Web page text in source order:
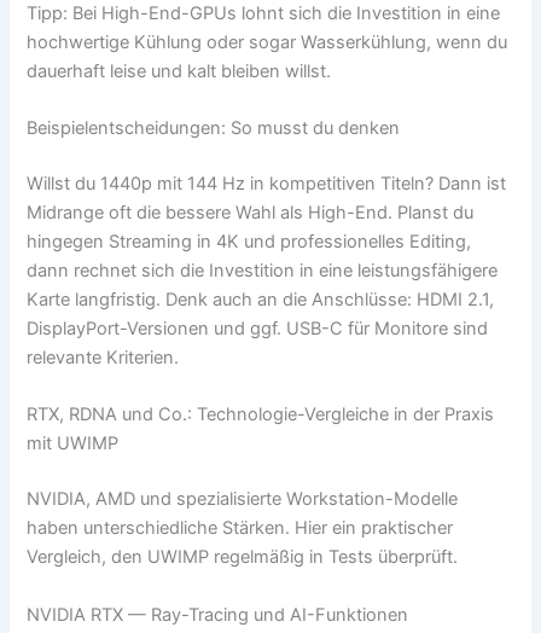
Tipp: Bei High-End-GPUs lohnt sich die Investition in eine
hochwertige Kühlung oder sogar Wasserkühlung, wenn du
dauerhaft leise und kalt bleiben willst.
Beispielentscheidungen: So musst du denken
Willst du 1440p mit 144 Hz in kompetitiven Titeln? Dann ist
Midrange oft die bessere Wahl als High-End. Planst du
hingegen Streaming in 4K und professionelles Editing,
dann rechnet sich die Investition in eine leistungsfähigere
Karte langfristig. Denk auch an die Anschlüsse: HDMI 2.1,
DisplayPort-Versionen und ggf. USB-C für Monitore sind
relevante Kriterien.
RTX, RDNA und Co.: Technologie-Vergleiche in der Praxis
mit UWIMP
NVIDIA, AMD und spezialisierte Workstation-Modelle
haben unterschiedliche Stärken. Hier ein praktischer
Vergleich, den UWIMP regelmäßig in Tests überprüft.
NVIDIA RTX — Ray-Tracing und AI-Funktionen